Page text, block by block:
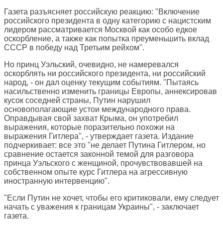
Газета разъясняет российскую реакцию: "Включение
российского президента в одну категорию с нацистским
лидером рассматривается Москвой как особо едкое
оскорбление, а также как попытка преуменьшить вклад
СССР в победу над Третьим рейхом".
Но принц Уэльский, очевидно, не намеревался
оскорблять ни российского президента, ни российский
народ, - он дал оценку текущим событиям. "Пытаясь
насильственно изменить границы Европы, аннексировав
кусок соседней страны, Путин нарушил
основополагающие устои международного права.
Оправдывая свой захват Крыма, он употребил
выражения, которые поразительно похожи на
выражения Гитлера", - утверждает газета. Издание
подчеркивает: все это "не делает Путина Гитлером, но
сравнение остается законной темой для разговора
принца Уэльского с женщиной, прочувствовавшей на
собственном опыте курс Гитлера на агрессивную
иностранную интервенцию".
"Если Путин не хочет, чтобы его критиковали, ему следует
начать с уважения к границам Украины", - заключает
газета.